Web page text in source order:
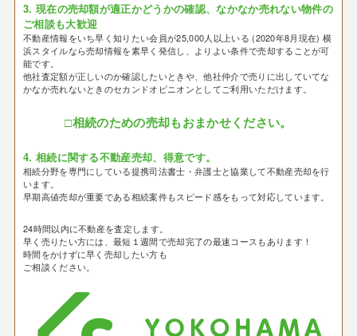
3. 現在の売却額が適正かどうかの確認、なかなか売れない物件の
ご相談も大歓迎
不動産情報をいち早く知りたい会員が25,000人以上いる (2020年8月現在) 横
浜スタイルなら売却情報を素早く発信し、よりよい条件で売却することが可
能です。
他社査定額が正しいのか確認したいときや、他社仲介で売りに出していてな
かなか売れないときのセカンドオピニオンとしてご利用いただけます。
□相続のための売却もおまかせください。
4. 相続に関する不動産売却、得意です。
相続分野を専門にしている提携司法書士・弁護士と協業して不動産売却を行
います。
早期高値売却が重要である相続案件もスピード感をもって対応しています。
24時間以内に不動産を査定します。
早く売りたい方には、最短１週間で売却完了の最速コースもあります！
時間をかけずに早く売却したい方も
ご相談ください。